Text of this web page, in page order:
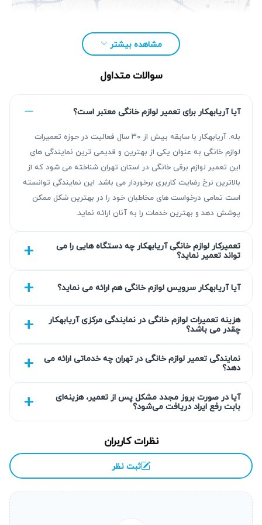
مزیت‌ آریابهکار برای تعمیر یخچال در تهرانپارس
تیم آریابهکار با بیش از ۳۰ سال سابقه، نتیجه‌ای قابل اتکا با
تعمیر یخچال با گارانتی کتبی ۹۰ روزه تا ۴۵۰ روزه همراه است
تکنسین‌های متخصص و استفاده از قطعات مرغوب، تضمینی
اعلام می‌شوند تا مشتریان از کیفیت مناسب و پشتیبانی مطمئن
گارانتی کتبی خدمات
روز تضمین می‌کند تا شما از عملکرد یخچال خود مطمئن باشید.
می‌شود. در صورت بروز مشکل مجدد در بازه گارانتی، خدمات
رایگان و فوری ارائه خواهد شد. این اطمینان خاطر به شما کمک
می‌کند بدون نگرانی از خدمات پس از فروش بهره‌مند شوید.
انتخاب سطح کیفی قطعه به انتخاب شما
مشاهده بیشتر
سوالات متداول
آیا آریابهکار برای تعمیر لوازم خانگی معتبر است؟
بله. آریابهکار با سابقه بیش از ۳۰ سال فعالیت در حوزه تعمیرات
لوازم خانگی به عنوان یکی از بهترین و قدیمی ترین نمایندگی های
این تعمیر لوازم برقی خانگی در استان تهران شناخته می شود که از
بالاترین نرخ رضایت کاربری برخوردار می باشد. این نمایندگی توانسته
است تمامی درخواست های مخاطبان خود را در بهترین شکل ممکن
پوشش دهد و بهترین خدمات را به آنان ارائه نماید.
تعمیرکار لوازم خانگی آریابهکار چه دستگاه هایی را می
تواند تعمیر نماید؟
آیا آریابهکار سرویس لوازم خانگی هم ارائه می نماید؟
هزینه تعمیرات لوازم خانگی در نمایندگی مرکزی آریابهکار
چقدر می باشد؟
نمایندگی تعمیر لوازم خانگی در تهران چه خدماتی ارائه می
دهد؟
آیا در صورت بروز مجدد مشکل پس از تعمیر، هزینه‌ای
بابت رفع ایراد دریافت می‌شود؟
نظرات کاربران
ثبت نظر